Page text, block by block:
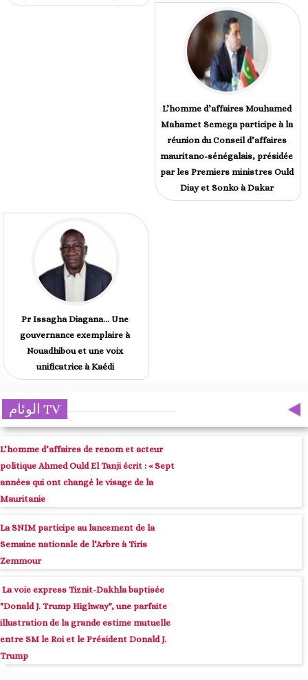
L’homme d’affaires Mouhamed
Mahamet Semega participe à la
réunion du Conseil d’affaires
mauritano-sénégalais, présidée
par les Premiers ministres Ould
Diay et Sonko à Dakar
Pr Issagha Diagana… Une
gouvernance exemplaire à
Nouadhibou et une voix
unificatrice à Kaédi
الوئام TV
L’homme d’affaires de renom et acteur
politique Ahmed Ould El Tanji écrit : « Sept
années qui ont changé le visage de la
Mauritanie
La SNIM participe au lancement de la
Semaine nationale de l’Arbre à Tiris
Zemmour
La voie express Tiznit-Dakhla baptisée
"Donald J. Trump Highway", une parfaite
illustration de la grande estime mutuelle
entre SM le Roi et le Président Donald J.
Trump